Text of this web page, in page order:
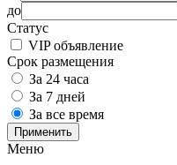
до
Статус
VIP объявление
Срок размещения
За 24 часа
За 7 дней
За все время
Применить
Меню